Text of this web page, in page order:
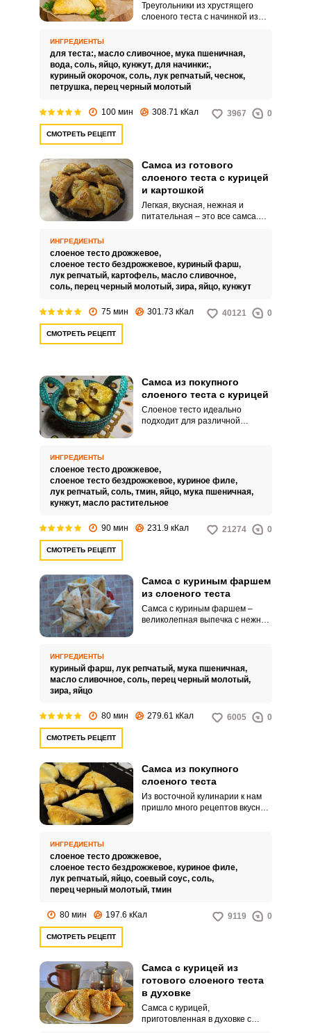
Треугольники из хрустящего
слоеного теста с начинкой из
в кулинарных ларьках или
приготовить в домашних
условиях. Тесто здесь
необходимо раскатать как
сочности лучше смешать с
большим количеством лука.
ИНГРЕДИЕНТЫ
для теста:, масло сливочное, мука пшеничная,
вода, соль, яйцо, кунжут, для начинки:,
куриный окорочок, соль, лук репчатый, чеснок,
петрушка, перец черный молотый
100 мин 308.71 кКал 3967 0
СМОТРЕТЬ РЕЦЕПТ
Самса из готового
слоеного теста с курицей
и картошкой
Легкая, вкусная, нежная и
питательная – это все самса.
из курицы и картошки.
ИНГРЕДИЕНТЫ
слоеное тесто дрожжевое,
слоеное тесто бездрожжевое, куриный фарш,
лук репчатый, картофель, масло сливочное,
соль, перец черный молотый, зира, яйцо, кунжут
75 мин 301.73 кКал 40121 0
СМОТРЕТЬ РЕЦЕПТ
Самса из покупного
слоеного теста с курицей
Слоеное тесто идеально
подходит для различной
ИНГРЕДИЕНТЫ
слоеное тесто дрожжевое,
слоеное тесто бездрожжевое, куриное филе,
лук репчатый, соль, тмин, яйцо, мука пшеничная,
кунжут, масло растительное
90 мин 231.9 кКал 21274 0
СМОТРЕТЬ РЕЦЕПТ
Самса с куриным фаршем
из слоеного теста
Самса с куриным фаршем –
великолепная выпечка с нежной
ИНГРЕДИЕНТЫ
куриный фарш, лук репчатый, мука пшеничная,
масло сливочное, соль, перец черный молотый,
зира, яйцо
80 мин 279.61 кКал 6005 0
СМОТРЕТЬ РЕЦЕПТ
Самса из покупного
слоеного теста
Из восточной кулинарии к нам
пришло много рецептов вкусной
теста.
ИНГРЕДИЕНТЫ
слоеное тесто дрожжевое,
слоеное тесто бездрожжевое, куриное филе,
лук репчатый, яйцо, соевый соус, соль,
перец черный молотый, тмин
80 мин 197.6 кКал 9119 0
СМОТРЕТЬ РЕЦЕПТ
Самса с курицей из
готового слоеного теста
в духовке
Самса с курицей,
приготовленная в духовке с